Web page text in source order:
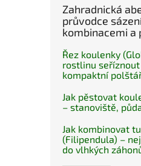
Zahradnická
průvodce
kombinacemi a
Řez koulenky
rostlinu
kompaktní
Jak pěstovat
– stanoviště,
Jak kombinovat
(Filipendula) –
do vlhkých